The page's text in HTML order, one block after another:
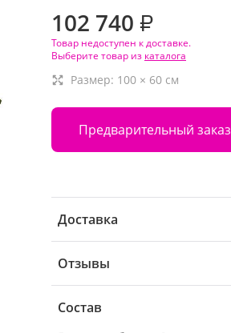
102 740 ₽
Товар недоступен к доставке.
Выберите товар из каталога
Размер: 100 × 60 см
Предварительный заказ
Доставка
Отзывы
Состав